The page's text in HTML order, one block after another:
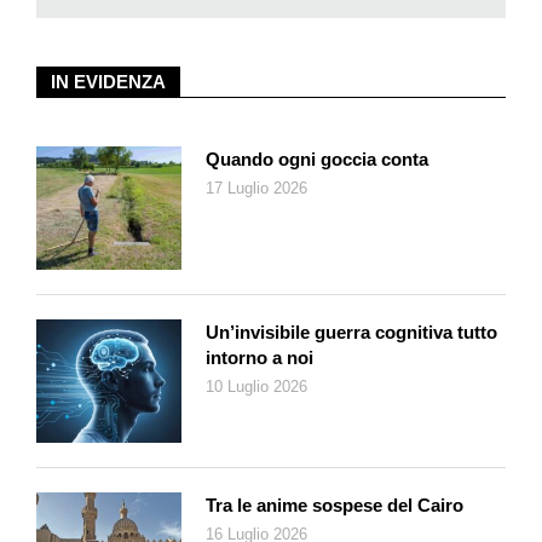
di orologiai emigrati dalla Val-de-Travers nel Canton Neuchâtel,
nobili cinesi per i meccanismi sofisticati che venivano
dall’Occidente e dalla Svizzera in particolare: orologi da tasca,
a cucù, pendole,boîtes à musiqu
padre gesuita aveva fatto conoscere tempo prima
all’Imperatore.
di import-export che toccava diversi settori del commercio
internazionale. Erano tempi nei quali molti nostri compatrioti
dovevano emigrare: chi per creare nuove attività industriali,
professionali o commerciali, chi, più prosaicamente, alla
ricerca di un lavoro che gli permettesse di sfuggire alla povertà
casalinga.
In secondo luogo c’è il desiderio di dare spessore ai tesori
della collezione, inserendoli in un contesto che permetta di
IN EVIDENZA
Quando ogni goccia conta
17 Luglio 2026
Un’invisibile guerra cognitiva tutto
intorno a noi
10 Luglio 2026
Tra le anime sospese del Cairo
16 Luglio 2026